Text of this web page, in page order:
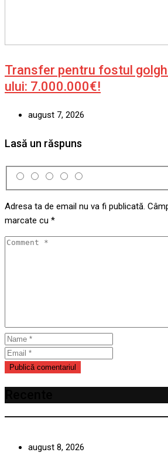
Transfer pentru fostul
ului: 7.000.000€!
august 7, 2026
Lasă un răspuns
Adresa ta de email nu va fi publicată.
marcate cu *
august 8, 2026